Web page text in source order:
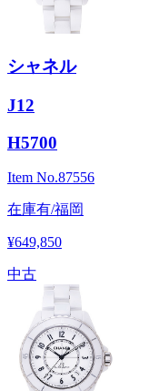
シャネル
J12
H5700
Item No.87556
在庫有/福岡
¥649,850
中古